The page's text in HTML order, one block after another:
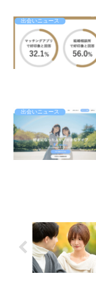
出会いニュース
出会いニュース